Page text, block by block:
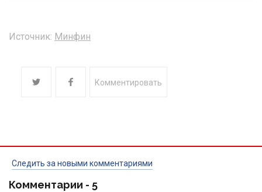
Источник: Минфин
Комментировать
Следить за новыми комментариями
Комментарии - 5